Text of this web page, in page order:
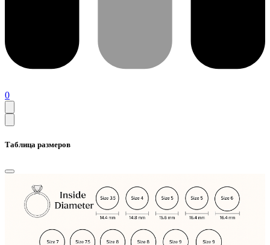
0
Таблица размеров